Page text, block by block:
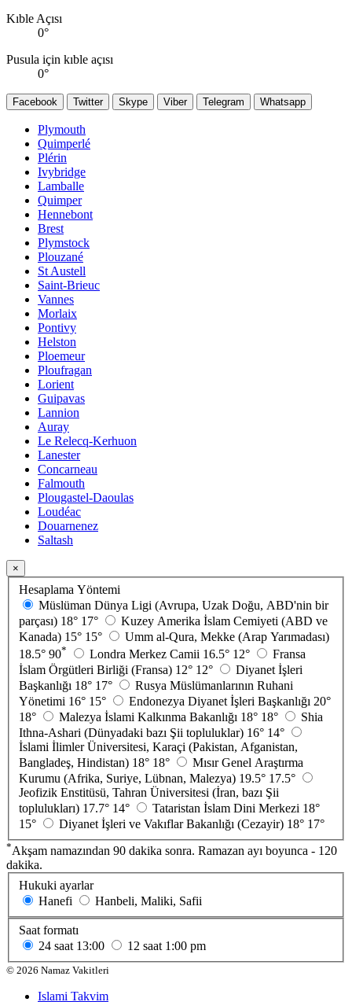
Kıble Açısı
0°
Pusula için kıble açısı
0°
Facebook Twitter Skype Viber Telegram Whatsapp
Plymouth
Quimperlé
Plérin
Ivybridge
Lamballe
Quimper
Hennebont
Brest
Plymstock
Plouzané
St Austell
Saint-Brieuc
Vannes
Morlaix
Pontivy
Helston
Ploemeur
Ploufragan
Lorient
Guipavas
Lannion
Auray
Le Relecq-Kerhuon
Lanester
Concarneau
Falmouth
Plougastel-Daoulas
Loudéac
Douarnenez
Saltash
×
Hesaplama Yöntemi
Müslüman Dünya Ligi (Avrupa, Uzak Doğu, ABD'nin bir
parçası) 18° 17°
Kuzey Amerika İslam Cemiyeti (ABD ve
Kanada) 15° 15°
Umm al-Qura, Mekke (Arap Yarımadası)
18.5° 90* Londra Merkez Camii 16.5° 12°
Fransa
İslam Örgütleri Birliği (Fransa) 12° 12°
Diyanet İşleri
Başkanlığı 18° 17°
Rusya Müslümanlarının Ruhani
Yönetimi 16° 15° Endonezya Diyanet İşleri Başkanlığı 20°
18°
Malezya İslami Kalkınma Bakanlığı 18° 18°
Shia
Ithna-Ashari (Dünyadaki bazı Şii topluluklar) 16° 14°
İslami İlimler Üniversitesi, Karaçi (Pakistan, Afganistan,
Bangladeş, Hindistan) 18° 18°
Mısır Genel Araştırma
Kurumu (Afrika, Suriye, Lübnan, Malezya) 19.5° 17.5°
Jeofizik Enstitüsü, Tahran Üniversitesi (İran, bazı Şii
toplulukları) 17.7° 14° Tataristan İslam Dini Merkezi 18°
15°
Diyanet İşleri ve Vakıflar Bakanlığı (Cezayir) 18° 17°
*Akşam namazından 90 dakika sonra. Ramazan ayı boyunca - 120
dakika.
Hukuki ayarlar
Hanefi
Hanbeli, Maliki, Safii
Saat formatı
24 saat 13:00 12 saat 1:00 pm
© 2026 Namaz Vakitleri
Islami Takvim